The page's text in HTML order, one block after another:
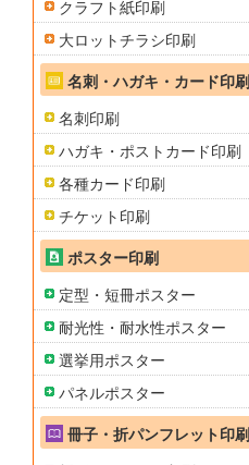
クラフト紙印刷
大ロットチラシ印刷
名刺・ハガキ・カード印刷
名刺印刷
ハガキ・ポストカード印刷
各種カード印刷
チケット印刷
ポスター印刷
定型・短冊ポスター
耐光性・耐水性ポスター
選挙用ポスター
パネルポスター
冊子・折パンフレット印刷